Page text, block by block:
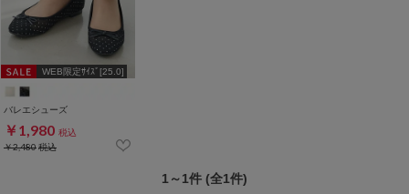
WEB限定ｻｲｽﾞ[25.0]
バレエシューズ
￥1,980 税込
￥2,480税込
1～1件 (全1件)